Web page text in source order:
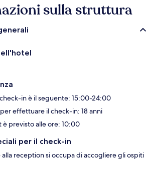
sulla struttura
in è il seguente: 15:00-24:00
effettuare il check-in: 18 anni
è previsto alle ore: 10:00
per il check-in
alla reception si occupa di accogliere gli ospiti